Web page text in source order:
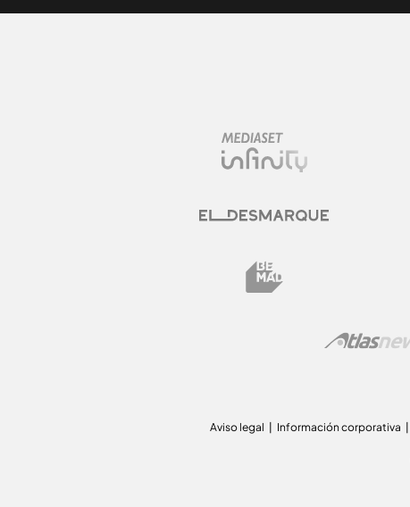
Aviso legal Información corporativa